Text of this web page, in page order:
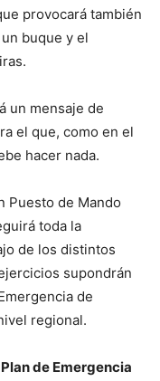
provocará también
buque y el
un mensaje de
el que, como en el
hacer nada.
Puesto de Mando
toda la
de los distintos
supondrán
de
regional.
Plan de Emergencia